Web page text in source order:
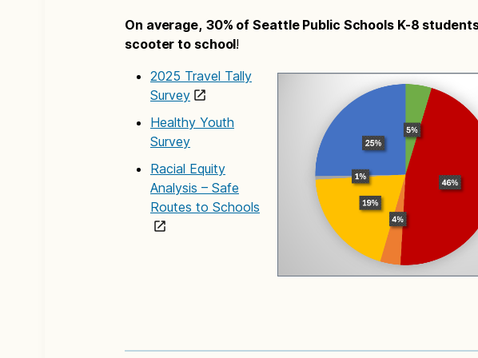
On average, 30% of Seattle Public Schools K-8
scooter to school!
2025 Travel Tally
Survey
Healthy Youth
Survey
Racial Equity
Analysis – Safe
Routes to Schools